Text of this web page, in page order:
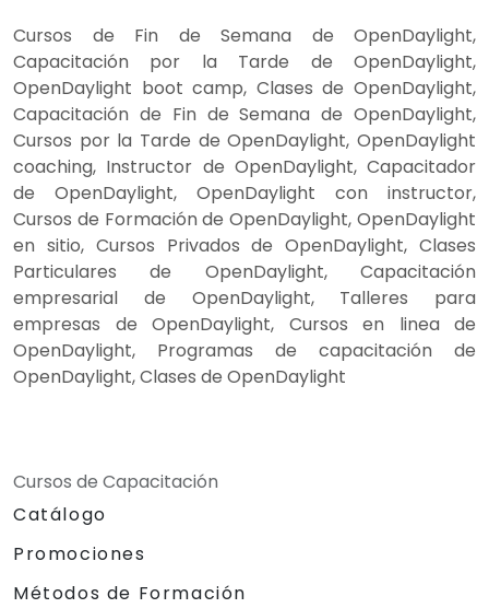
Cursos de Fin de Semana de OpenDaylight,
Capacitación por la Tarde de OpenDaylight,
OpenDaylight boot camp, Clases de OpenDaylight,
Capacitación de Fin de Semana de OpenDaylight,
Cursos por la Tarde de OpenDaylight, OpenDaylight
coaching, Instructor de OpenDaylight, Capacitador
de OpenDaylight, OpenDaylight con instructor,
Cursos de Formación de OpenDaylight, OpenDaylight
en sitio, Cursos Privados de OpenDaylight, Clases
Particulares de OpenDaylight, Capacitación
empresarial de OpenDaylight, Talleres para
empresas de OpenDaylight, Cursos en linea de
OpenDaylight, Programas de capacitación de
OpenDaylight, Clases de OpenDaylight
Cursos de Capacitación
Catálogo
Promociones
Métodos de Formación